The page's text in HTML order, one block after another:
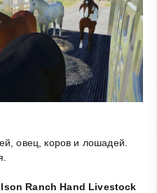
овец, коров и лошадей.
Ranch Hand Livestock